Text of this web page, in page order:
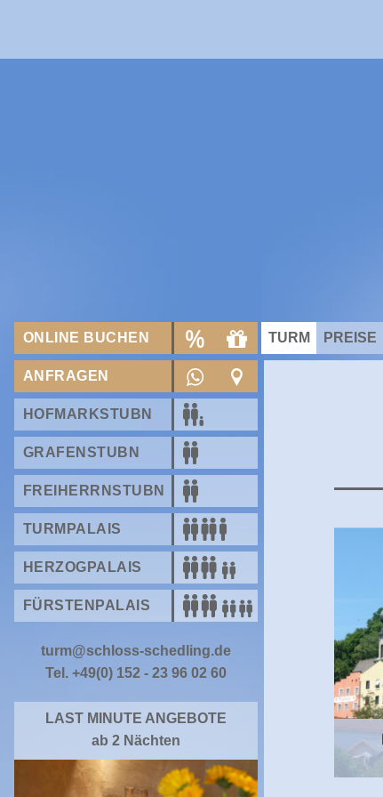
TURM PREISE
ONLINE BUCHEN
ANFRAGEN
HOFMARKSTUBN
GRAFENSTUBN
FREIHERRNSTUBN
TURMPALAIS
HERZOGPALAIS
FÜRSTENPALAIS
turm@schloss-schedling.de
Tel. +49(0) 152 - 23 96 02 60
LAST MINUTE ANGEBOTE
ab 2 Nächten